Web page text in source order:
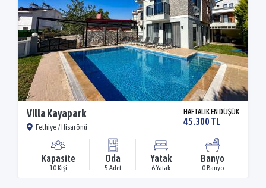
Villa Kayapark
Fethiye / Hisarönü
HAFTALIK EN DÜŞÜK
45.300 TL
Kapasite
10 Kişi
Oda
5 Adet
Yatak
6 Yatak
Banyo
0 Banyo